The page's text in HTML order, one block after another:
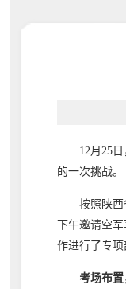
12月25
的一次挑战。
按照陕
下午邀请空
作进行了专
考场布置